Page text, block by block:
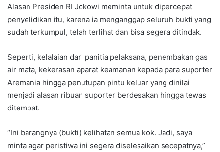
Alasan Presiden RI Jokowi meminta untuk dipercepat
penyelidikan itu, karena ia menganggap seluruh bukti yang
sudah terkumpul, telah terlihat dan bisa segera ditindak.
Seperti, kelalaian dari panitia pelaksana, penembakan gas
air mata, kekerasan aparat keamanan kepada para suporter
Aremania hingga penutupan pintu keluar yang dinilai
menjadi alasan ribuan suporter berdesakan hingga tewas
ditempat.
“Ini barangnya (bukti) kelihatan semua kok. Jadi, saya
minta agar peristiwa ini segera diselesaikan secepatnya,”